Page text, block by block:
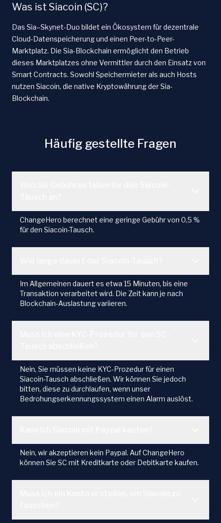
Was ist Siacoin (SC)?
Das Sia–Skynet-Duo bildet ein Ökosystem für dezentrale
Cloud-Datenspeicherung und einen Peer-to-Peer-
Marktplatz. Die Sia-Blockchain ermöglicht den Betrieb
dieses Marktplatzes ohne Vermittler durch den Einsatz von
Smart Contracts. Sowohl Speichermieter als auch Hosts
nutzen Siacoin, die native Kryptowährung der Sia-
Blockchain.
Häufig gestellte Fragen
ChangeHero berechnet eine geringe Gebühr von 0,5 %
für den Siacoin-Tausch.
Im Allgemeinen dauert es etwa 15 Minuten, bis eine
Transaktion verarbeitet wird. Die Zeit kann je nach
Blockchain-Auslastung variieren.
Nein, Sie müssen keine KYC-Prozedur für einen
Siacoin-Tausch abschließen. Wir können Sie jedoch
bitten, diese zu durchlaufen, wenn unser
Bedrohungserkennungssystem einen Alarm auslöst.
Nein, wir akzeptieren kein Paypal. Auf ChangeHero
können Sie SC mit Kreditkarte oder Debitkarte kaufen.